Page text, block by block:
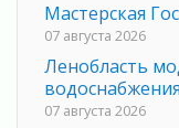
Мастерская
07 августа 2026
Ленобласть
водоснабжения
07 августа 2026